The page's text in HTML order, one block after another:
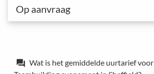
Op aanvraag
forum Wat is het gemiddelde uurtarief voor